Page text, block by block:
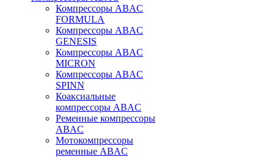
Компрессоры ABAC
FORMULA
Компрессоры ABAC
GENESIS
Компрессоры ABAC
MICRON
Компрессоры ABAC
SPINN
Коаксиальные
компрессоры ABAC
Ременные компрессоры
ABAC
Мотокомпрессоры
ременные ABAC